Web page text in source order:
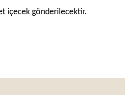
içecek gönderilecektir.